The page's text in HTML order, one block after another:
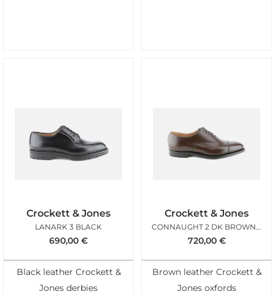
Crockett & Jones
LANARK 3 BLACK
690,00 €
Black leather Crockett &
Jones derbies
Crockett & Jones
CONNAUGHT 2 DK BROWN CITY SOLE
720,00 €
Brown leather Crockett &
Jones oxfords